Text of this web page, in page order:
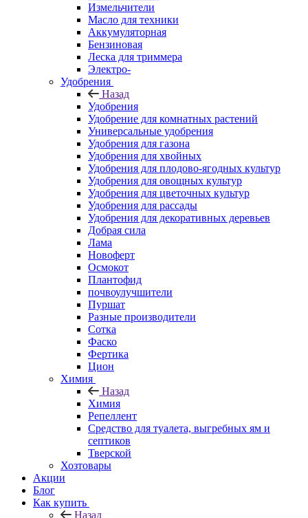
Измельчители
Масло для техники
Аккумуляторная
Бензиновая
Леска для триммера
Электро-
Удобрения
Назад
Удобрения
Удобрение для комнатных растений
Универсальные удобрения
Удобрения для газона
Удобрения для хвойных
Удобрения для плодово-ягодных культур
Удобрения для овощных культур
Удобрения для цветочных культур
Удобрения для рассады
Удобрения для декоративных деревьев
Добрая сила
Лама
Новоферт
Осмокот
Плантофид
почвоулучшители
Пуршат
Разные производители
Сотка
Фаско
Фертика
Цион
Химия
Назад
Химия
Репеллент
Средство для туалета, выгребных ям и
септиков
Тверской
Хозтовары
Акции
Блог
Как купить
Назад